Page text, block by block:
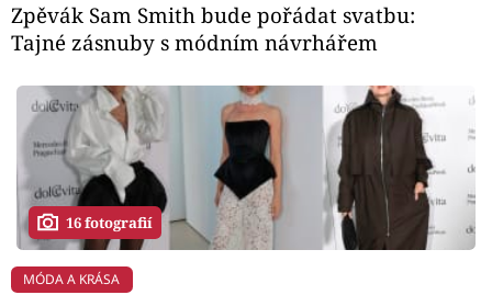
Zpěvák Sam Smith bude pořádat svatbu:
Tajné zásnuby s módním návrhářem
16 fotografií
MÓDA A KRÁSA